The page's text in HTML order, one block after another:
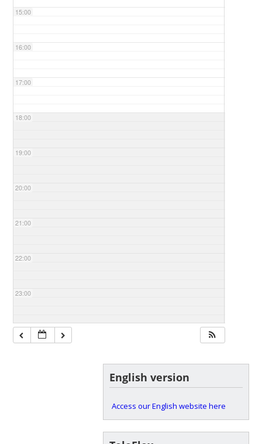
15:00
16:00
17:00
18:00
19:00
20:00
21:00
22:00
23:00
English version
Access our English website here